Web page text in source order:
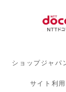
ショップジャパ
サイト利